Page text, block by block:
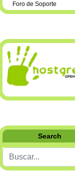
Foro de Soporte
Search
Buscar...